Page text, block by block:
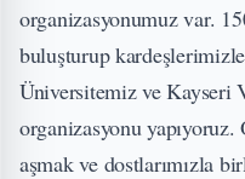
organizasyonumuz var.
buluşturup
Üniversitemiz ve
organizasyonu
aşmak ve dostlarımızla